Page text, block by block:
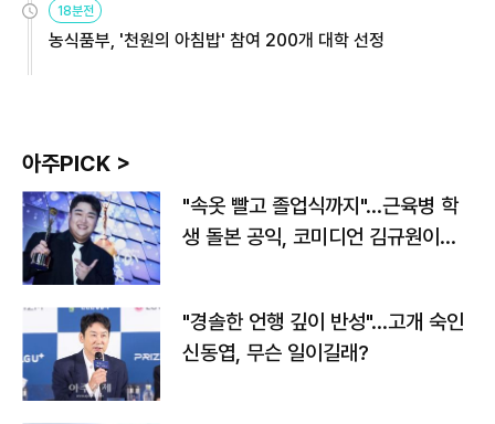
18분전
농식품부, '천원의 아침밥' 참여 200개 대학 선정
아주PICK >
"속옷 빨고 졸업식까지"…근육병 학
생 돌본 공익, 코미디언 김규원이었
"경솔한 언행 깊이 반성"…고개 숙인
신동엽, 무슨 일이길래?